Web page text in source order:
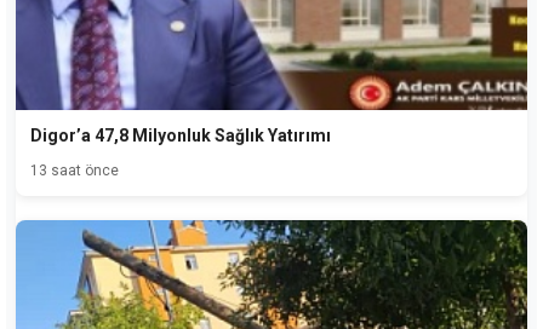
Digor’a 47,8 Milyonluk Sağlık Yatırımı
13 saat önce